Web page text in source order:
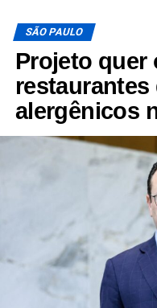
SÃO PAULO
Projeto quer
restaurantes
alergênicos